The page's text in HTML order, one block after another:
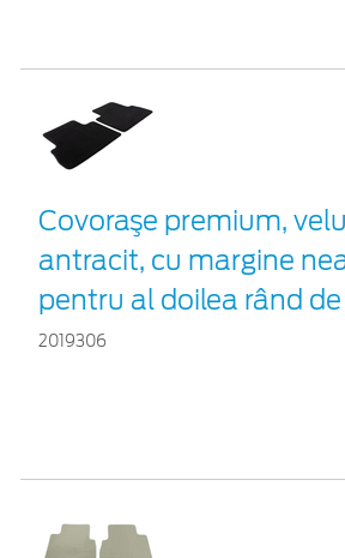
Covoraşe premium,
antracit, cu margine
pentru al doilea rând
2019306